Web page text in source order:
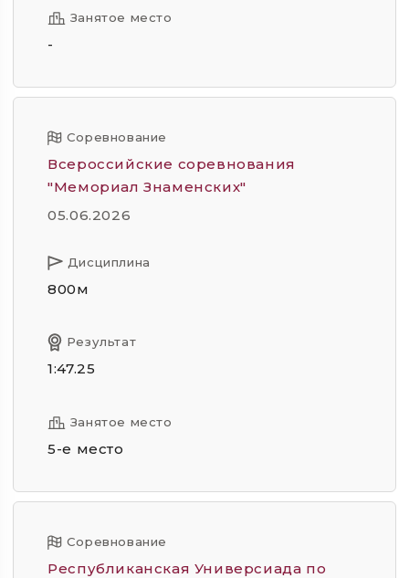
Занятое место
-
Соревнование
Всероссийские соревнования
"Мемориал Знаменских"
05.06.2026
Дисциплина
800м
Результат
1:47.25
Занятое место
5-е место
Соревнование
Республиканская Универсиада по